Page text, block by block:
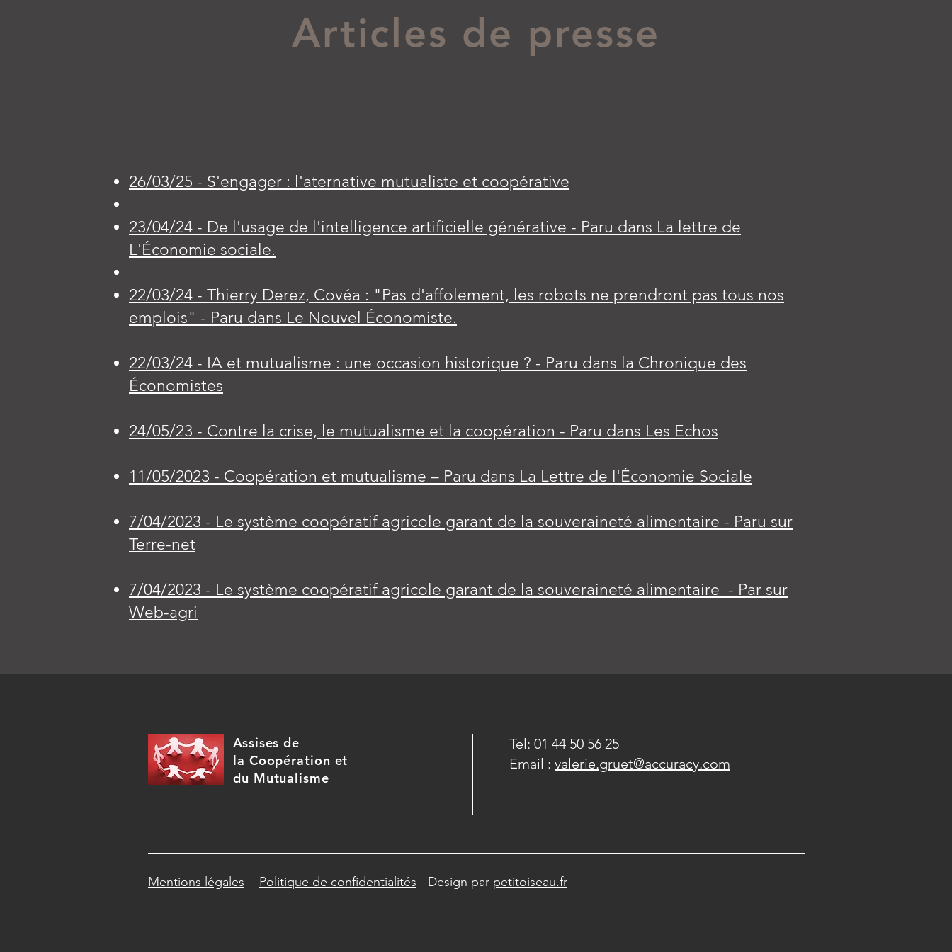
Articles de presse
26/03/25 - S'engager : l'aternative mutualiste et coopérative
23/04/24 - De l'usage de l'intelligence artificielle générative - Paru dans La lettre de
L'Économie sociale.
22/03/24 - Thierry Derez, Covéa : "Pas d'affolement, les robots ne prendront pas tous nos
emplois" - Paru dans Le Nouvel Économiste.
22/03/24 - IA et mutualisme : une occasion historique ? - Paru dans la Chronique des
Économistes
24/05/23 - Contre la crise, le mutualisme et la coopération - Paru dans Les Echos
11/05/2023 - Coopération et mutualisme – Paru dans La Lettre de l'Économie Sociale
7/04/2023 - Le système coopératif agricole garant de la souveraineté alimentaire - Paru sur
Terre-net
7/04/2023 - Le système coopératif agricole garant de la souveraineté alimentaire - Par sur
Web-agri
Assises de
la Coopération et
du Mutualisme
Tel: 01 44 50 56 25
Email : valerie.gruet@accuracy.com
Mentions légales - Politique de confidentialités - Design par petitoiseau.fr